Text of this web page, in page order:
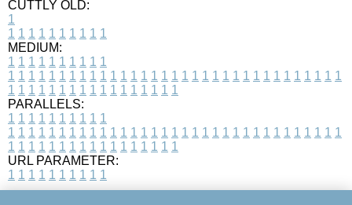
CUTTLY OLD:
1
1 1 1 1 1 1 1 1 1 1
MEDIUM:
1 1 1 1 1 1 1 1 1 1
1 1 1 1 1 1 1 1 1 1 1 1 1 1 1 1 1 1 1 1 1 1 1 1 1 1 1 1 1 1 1 1 1
1 1 1 1 1 1 1 1 1 1 1 1 1 1 1 1 1
PARALLELS:
1 1 1 1 1 1 1 1 1 1
1 1 1 1 1 1 1 1 1 1 1 1 1 1 1 1 1 1 1 1 1 1 1 1 1 1 1 1 1 1 1 1 1
1 1 1 1 1 1 1 1 1 1 1 1 1 1 1 1 1
URL PARAMETER:
1 1 1 1 1 1 1 1 1 1